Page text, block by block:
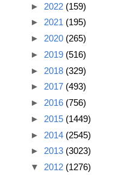
► 2022 (159)
► 2021 (195)
► 2020 (265)
► 2019 (516)
► 2018 (329)
► 2017 (493)
► 2016 (756)
► 2015 (1449)
► 2014 (2545)
► 2013 (3023)
▼ 2012 (1276)